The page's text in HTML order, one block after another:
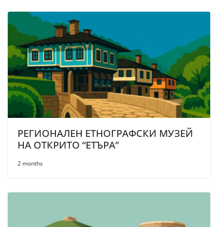
РЕГИОНАЛЕН ЕТНОГРАФСКИ МУЗЕЙ
НА ОТКРИТО “ЕТЪРА”
2 months